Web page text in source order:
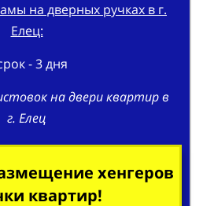
на дверных ручках в г.
Елец:
- 3 дня
на двери квартир в
г. Елец
хенгеров
квартир!